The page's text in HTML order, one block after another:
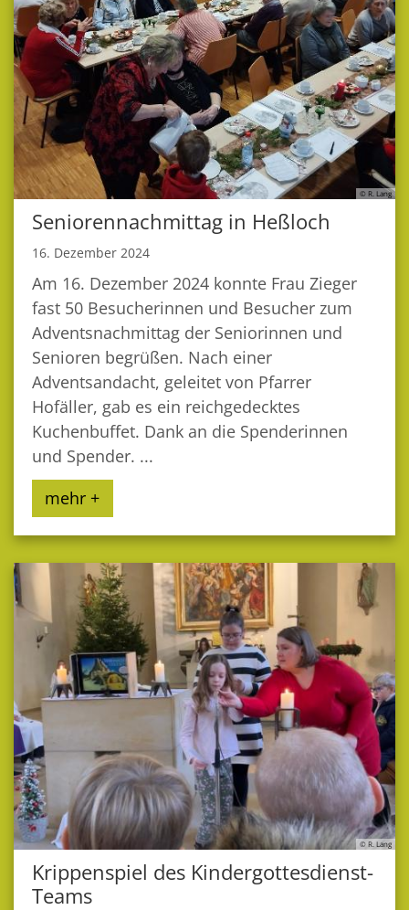
© R. Lang
Seniorennachmittag in Heßloch
16. Dezember 2024
Am 16. Dezember 2024 konnte Frau Zieger
fast 50 Besucherinnen und Besucher zum
Adventsnachmittag der Seniorinnen und
Senioren begrüßen. Nach einer
Adventsandacht, geleitet von Pfarrer
Hofäller, gab es ein reichgedecktes
Kuchenbuffet. Dank an die Spenderinnen
und Spender. ...
mehr +
© R. Lang
Krippenspiel des Kindergottesdienst-
Teams